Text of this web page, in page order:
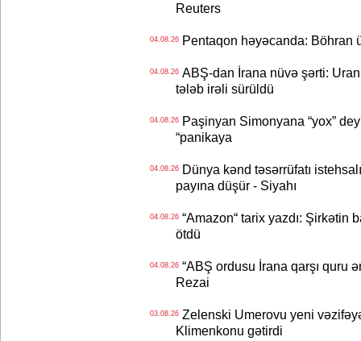
Reuters
04.08.26Pentaqon həyəcanda: Böhran
04.08.26ABŞ-dan İrana nüvə şərti: Uran
tələb irəli sürüldü
04.08.26Paşinyan Simonyana “yox”
“panikaya
04.08.26Dünya kənd təsərrüfatı
payına düşür - Siyahı
04.08.26“Amazon“ tarix yazdı: Şirkətin
ötdü
04.08.26“ABŞ ordusu İrana qarşı quru
Rezai
03.08.26Zelenski Umerovu yeni
Klimenkonu gətirdi